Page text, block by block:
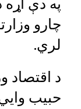
په دې اړه
چارو
لري.
د اقتصاد
حبیب